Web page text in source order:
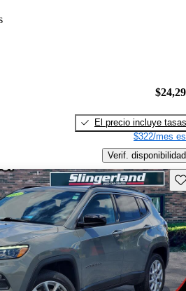
El precio incluye tasas
$322/mes
Verif. disponibilidad